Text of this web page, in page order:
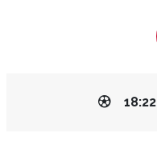
18:22